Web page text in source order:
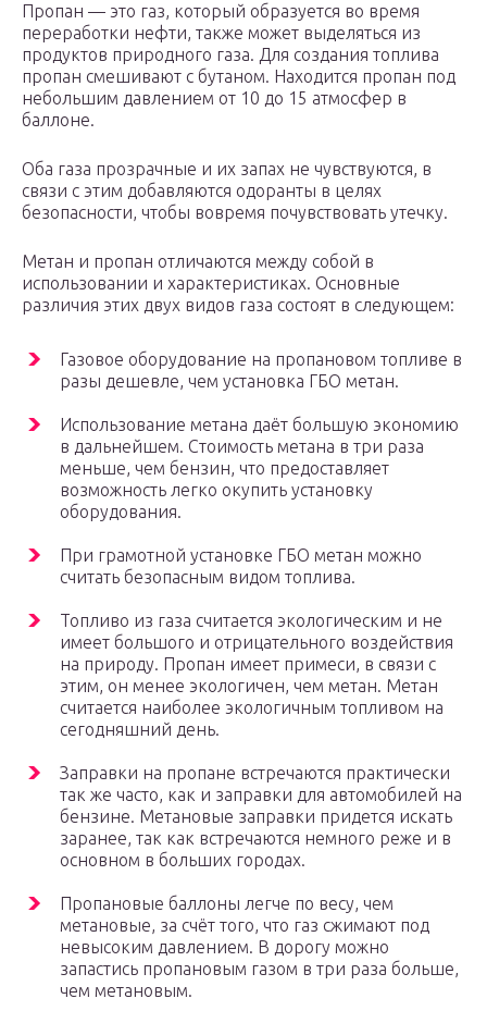
Пропан — это газ, который образуется во время
переработки нефти, также может выделяться из
продуктов природного газа. Для создания топлива
пропан смешивают с бутаном. Находится пропан под
небольшим давлением от 10 до 15 атмосфер в
баллоне.
Оба газа прозрачные и их запах не чувствуются, в
связи с этим добавляются одоранты в целях
безопасности, чтобы вовремя почувствовать утечку.
Метан и пропан отличаются между собой в
использовании и характеристиках. Основные
различия этих двух видов газа состоят в следующем:
Газовое оборудование на пропановом топливе в
разы дешевле, чем установка ГБО метан.
Использование метана даёт большую экономию
в дальнейшем. Стоимость метана в три раза
меньше, чем бензин, что предоставляет
возможность легко окупить установку
оборудования.
При грамотной установке ГБО метан можно
считать безопасным видом топлива.
Топливо из газа считается экологическим и не
имеет большого и отрицательного воздействия
на природу. Пропан имеет примеси, в связи с
этим, он менее экологичен, чем метан. Метан
считается наиболее экологичным топливом на
сегодняшний день.
Заправки на пропане встречаются практически
так же часто, как и заправки для автомобилей на
бензине. Метановые заправки придется искать
заранее, так как встречаются немного реже и в
основном в больших городах.
Пропановые баллоны легче по весу, чем
метановые, за счёт того, что газ сжимают под
невысоким давлением. В дорогу можно
запастись пропановым газом в три раза больше,
чем метановым.